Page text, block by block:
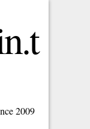
2009